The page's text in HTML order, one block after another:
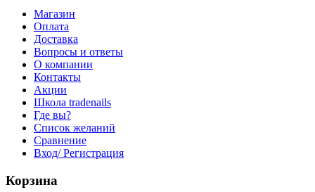
Магазин
Оплата
Доставка
Вопросы и ответы
О компании
Контакты
Акции
Школа tradenails
Где вы?
Список желаний
Сравнение
Вход/ Регистрация
Корзина